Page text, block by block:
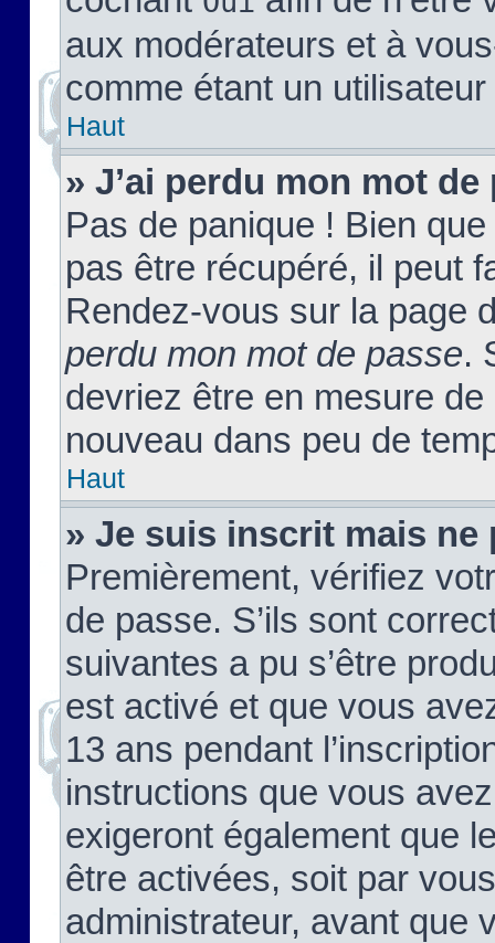
aux modérateurs et à
comme étant un
Haut
» J’ai perdu mon mot de
Pas de panique ! Bien
pas être récupéré, il peut
Rendez-vous sur la page
perdu mon mot de passe.
devriez être en mesure
nouveau dans peu de
Haut
» Je suis inscrit mais ne
Premièrement, vérifiez
de passe. S’ils sont
suivantes a pu s’être
est activé et que vous
13 ans pendant
instructions que vous
exigeront également que
être activées, soit par
administrateur, avant que